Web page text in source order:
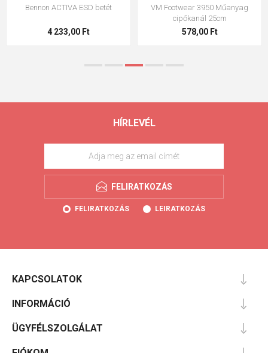
VM Footwear 3009 talpbetét
2 108,00 Ft
VM Footwear 3102 Lapos fűző
317,90 Ft
HÍRLEVÉL
FELIRATKOZÁS
FELIRATKOZÁS LEIRATKOZÁS
KAPCSOLATOK
INFORMÁCIÓ
ÜGYFÉLSZOLGÁLAT